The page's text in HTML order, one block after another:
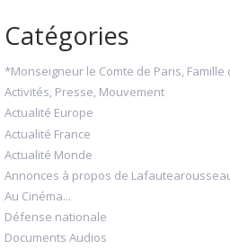
Catégories
*Monseigneur le Comte de Paris, Famille
Activités, Presse, Mouvement
Actualité Europe
Actualité France
Actualité Monde
Annonces à propos de
Au Cinéma...
Défense nationale
Documents Audios